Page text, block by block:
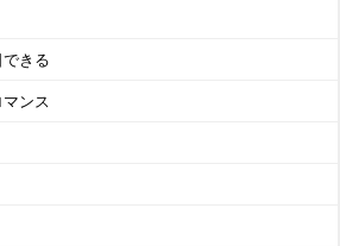
きる
ンス